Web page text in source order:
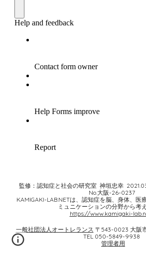
監修：認知症と社会の研究室 神垣忠幸
No.大阪-26-0237
KAMIGAKI-LAB.NETは、認知症を脳、身体、医
ミュニケーションの分野から考
https://www.kamigaki-
一般社団法人オートレランス 〒543-0023 大阪
TEL 050-5849-9938
管理者用